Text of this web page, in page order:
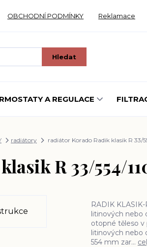
OBCHODNÍ PODMÍNKY Reklamace
Hledat
A REGULACE
radiátory radiátor Korado Radik klasik R 33/
R 33/554/
RADIK
litinových nebo
otopné těleso v
litinových nebo
554 mm zar...